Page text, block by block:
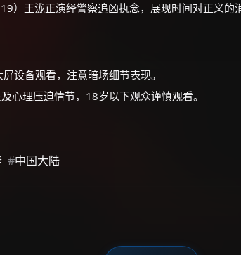
）王泷正演绎警察追凶执念，展现时间对正义的
设备观看，注意暗场细节表现。
心理压迫情节，18岁以下观众谨慎观看。
#中国大陆